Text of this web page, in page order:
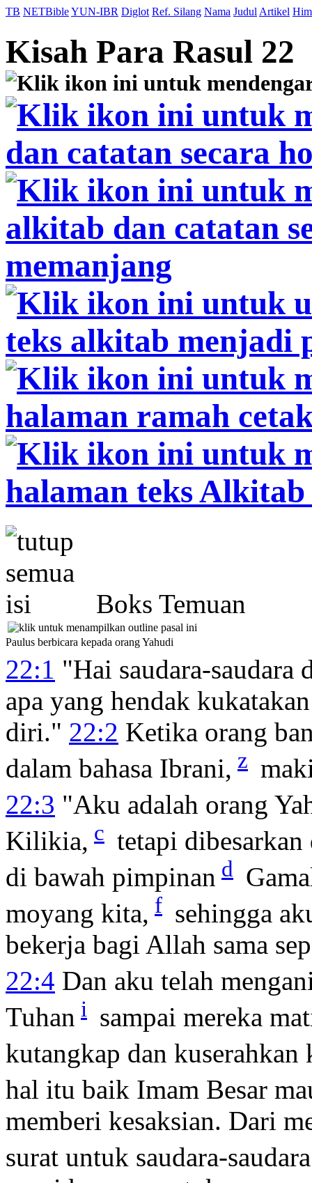
TB NETBibleYUN-IBR Diglot Ref. Silang Nama Judul Artikel
Kisah Para Rasul 22
Boks Temuan
Paulus berbicara kepada orang Yahudi
22:1 "Hai saudara-saudara
apa yang hendak
diri." 22:2 Ketika orang
dalam bahasa Ibrani, z
22:3 "Aku adalah orang
Kilikia, c tetapi
di bawah pimpinan d
moyang kita, f sehingga
bekerja bagi Allah sama
22:4 Dan aku telah
Tuhan i
sampai mereka
kutangkap dan kuserahkan
hal itu baik Imam Besar
memberi kesaksian. Dari
surat untuk saudara-saudara